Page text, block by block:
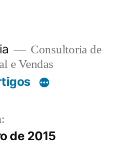
Consultoria de
e Vendas
de 2015